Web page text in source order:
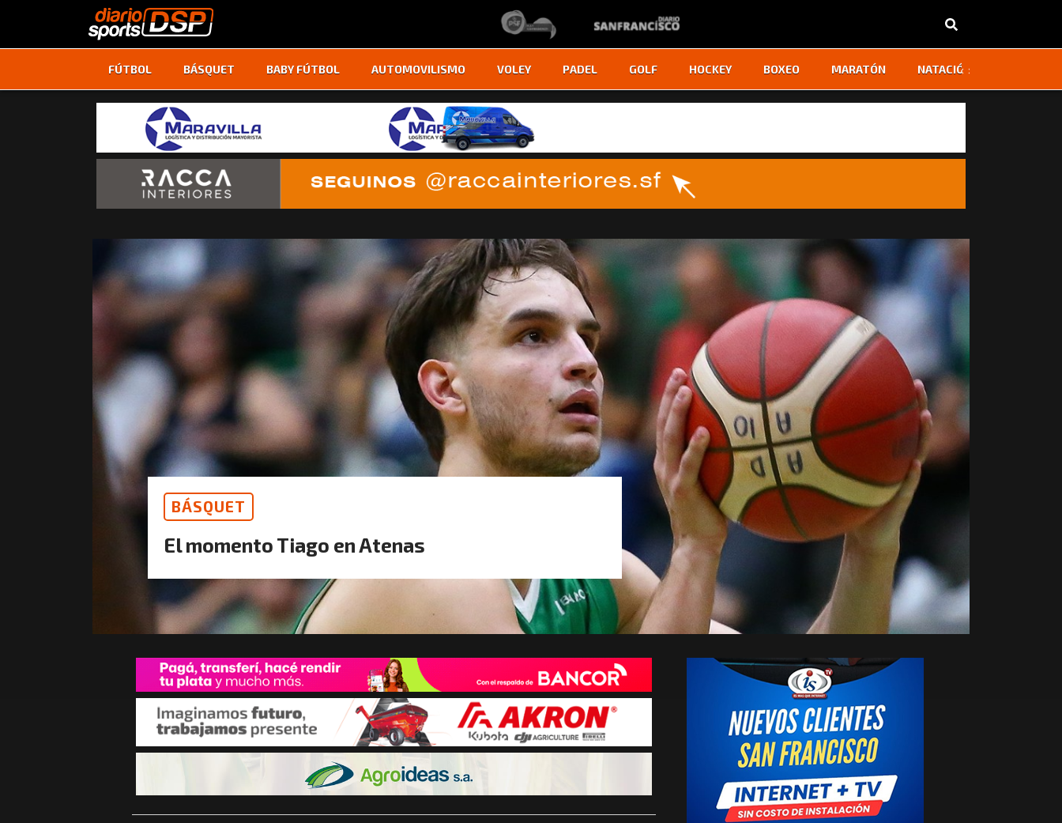
FÚTBOL BÁSQUET BABY FÚTBOL AUTOMOVILISMO VOLEY PADEL GOLF HOCKEY BOXEO MARATÓN NATACIÓN
‹ ›
BÁSQUET
El momento Tiago en Atenas